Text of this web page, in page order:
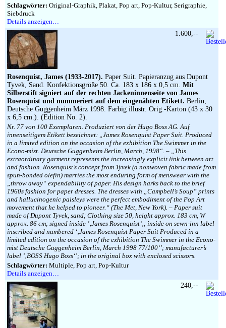
Schlagwörter: Original-Graphik, Plakat, Pop art, Pop-Kultur, Serigraphie,
Siebdruck
Details anzeigen…
Rosenquist, James (1933-2017). Paper Suit. Papieranzug aus Dupont
Tyvek, Sand. Konfektionsgröße 50. Ca. 183 x 186 x 0,5 cm. Mit
Silberstift signiert auf der rechten Jackeninnenseite von James
Rosenquist und nummeriert auf dem eingenähten Etikett. Berlin,
Deutsche Guggenheim März 1998. Farbig illustr. Orig.-Karton (43 x 30
x 6,5 cm.). (Edition No. 2).
Nr. 77 von 100 Exemplaren. Produziert von der Hugo Boss AG. Auf
innenseitigem Etikett bezeichnet: „James Rosenquist Paper Suit. Produced
in a limited edition on the occasion of the exhibition The Swimmer in the
Econo-mist. Deutsche Guggenheim Berlin, March, 1998“. – „This
extraordinary garment represents the increasingly explicit link between art
and fashion. Rosenquist’s concept from Tyvek (a nonwoven fabric made from
spun-bonded olefin) marries the most enduring form of menswear with the
„throw away“ expendability of paper. His design harks back to the brief
1960s fashion for paper dresses. The dresses with „Campbell’s Soup“ prints
and hallucinogenic paisleys were the perfect embodiment of the Pop Art
movement that he helped to pioneer.“ (The Met, New York). – Paper suit
made of Dupont Tyvek, sand; Clothing size 50, height approx. 183 cm, W
approx. 86 cm; signed inside ’‚James Rosenquist‘‚; inside on sewn-inn label
inscribed and numbered ‘‚James Rosenquist Paper Suit Produced in a
limited edition on the occasion of the exhibition The Swimmer in the Econo-
mist Deutsche Guggenheim Berlin, March 1998 77/100‘’; manufacturer’s
label ’‚BOSS Hugo Boss‘’; in the original box with enclosed scissors.
Schlagwörter: Multiple, Pop art, Pop-Kultur
Details anzeigen…
1.600,--
240,--